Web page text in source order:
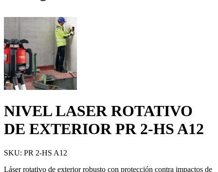
NIVEL LASER ROTATIVO
DE EXTERIOR PR 2-HS A12
SKU: PR 2-HS A12
Láser rotativo de exterior robusto con protección contra impactos de